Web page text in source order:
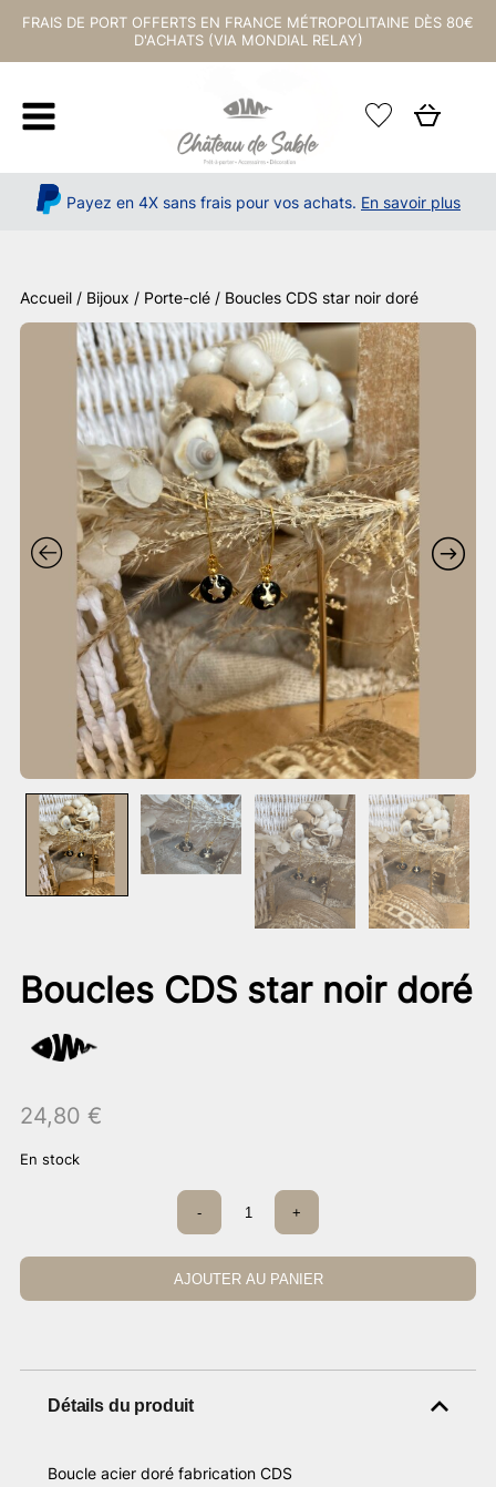
FRAIS DE PORT OFFERTS EN FRANCE MÉTROPOLITAINE DÈS 80€
D'ACHATS (VIA MONDIAL RELAY)
Payez en 4X sans frais pour vos achats. En savoir plus
Accueil / Bijoux / Porte-clé / Boucles CDS star noir doré
Boucles CDS star noir doré
24,80 €
En stock
quantité
Boucles
CDS
star
- +
AJOUTER AU PANIER
Détails du produit
Boucle acier doré fabrication CDS